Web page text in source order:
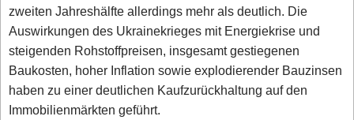
zweiten Jahreshälfte allerdings mehr als deutlich. Die
Auswirkungen des Ukrainekrieges mit Energiekrise und
steigenden Rohstoffpreisen, insgesamt gestiegenen
Baukosten, hoher Inflation sowie explodierender Bauzinsen
haben zu einer deutlichen Kaufzurückhaltung auf den
Immobilienmärkten geführt.